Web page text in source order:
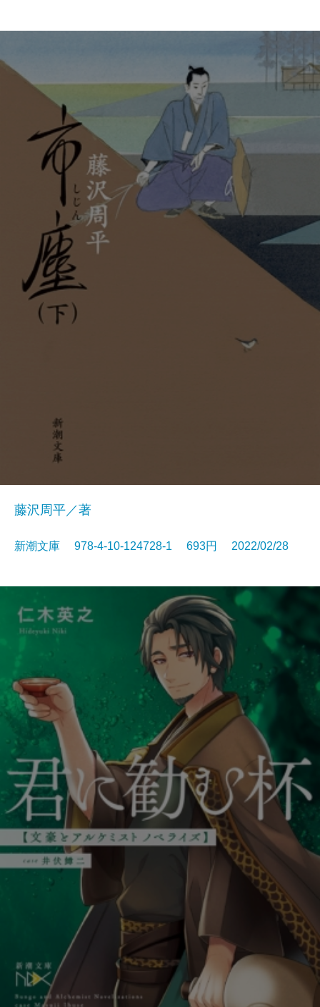
藤沢周平／著
新潮文庫 978-4-10-124728-1 693円 2022/02/28